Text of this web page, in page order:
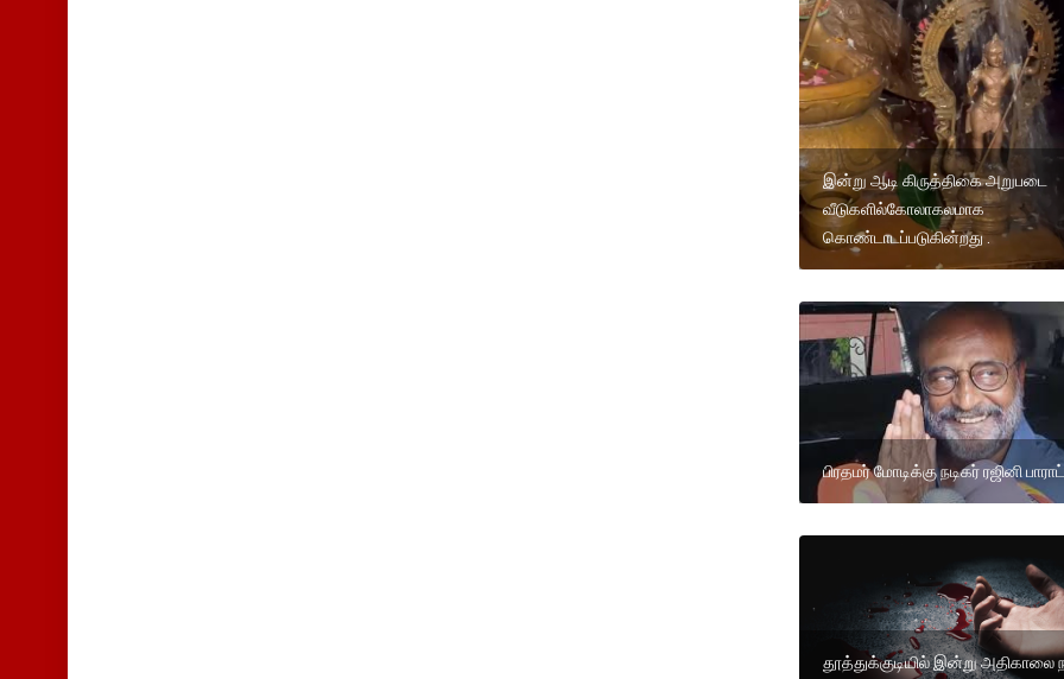
இன்று ஆடி கிருத்திகை அறுபடை
வீடுகளில்கோலாகலமாக
கொண்டாடப்படுகின்றது .
பிரதமர் மோடிக்கு நடிகர் ரஜினி
தூத்துக்குடியில் இன்று அதிகாலை